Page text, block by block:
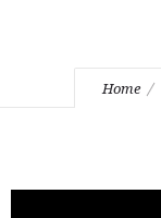
Home